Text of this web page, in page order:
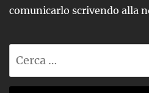
comunicarlo scrivendo alla